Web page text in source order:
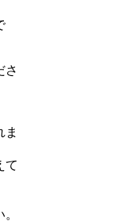
さ
ま
て